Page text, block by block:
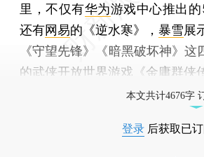
里，不仅有华为游戏中心推出
还有网易的《逆水寒》， 暴雪展
《守望先锋》《暗黑破坏神》
的武侠开放世界游戏《金庸群侠
本文共计4676字
登录 后获取已